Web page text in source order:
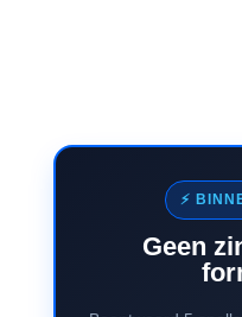
⚡
Geen